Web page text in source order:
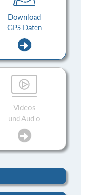
Download
GPS Daten
Videos
und Audio